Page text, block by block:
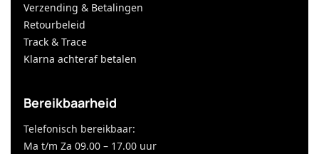
Verzending & Betalingen
Retourbeleid
Track & Trace
Klarna achteraf betalen
Bereikbaarheid
Telefonisch bereikbaar:
Ma t/m Za 09.00 – 17.00 uur